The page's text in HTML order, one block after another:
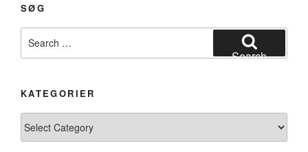
SØG
for:
Search
KATEGORIER